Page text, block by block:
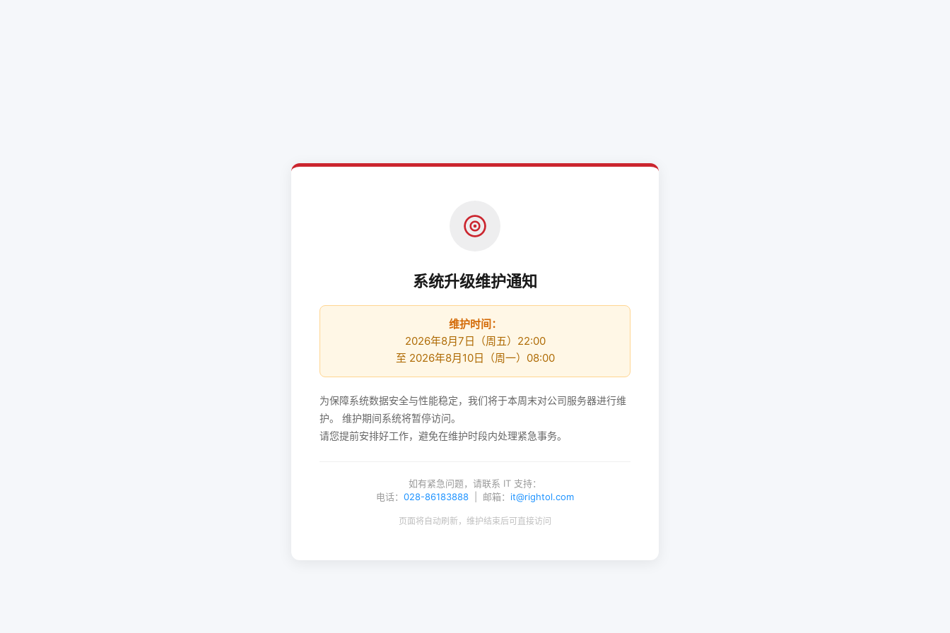
系统升级维护通知
维护时间：
2026年8月7日（周五）22:00
至 2026年8月10日（周一）08:00
为保障系统数据安全与性能稳定，我们将于本周末对公司服务器进行维
护。 维护期间系统将暂停访问。
请您提前安排好工作，避免在维护时段内处理紧急事务。
如有紧急问题，请联系 IT 支持：
电话： 028-86183888 | 邮箱： it@rightol.com
页面将自动刷新，维护结束后可直接访问